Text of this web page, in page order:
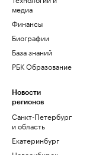
медиа
Финансы
Биографии
База знаний
РБК Образование
Новости
регионов
Санкт-Петербург
и область
Екатеринбург